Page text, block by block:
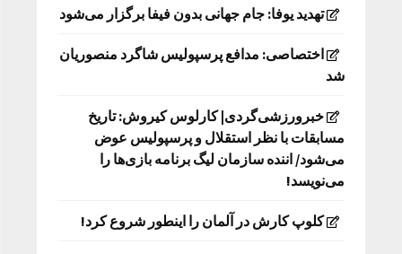
تهدید یوفا: جام جهانی بدون فیفا برگزار می‌شود
اختصاصی: مدافع پرسپولیس شاگرد منصوریان
شد
خبرورزشی‌گردی| کارلوس کیروش: تاریخ
مسابقات با نظر استقلال و پرسپولیس عوض
می‌شود/ اننده سازمان لیگ برنامه بازی‌ها را
می‌نویسد!
کلوپ کارش در آلمان را اینطور شروع کرد!